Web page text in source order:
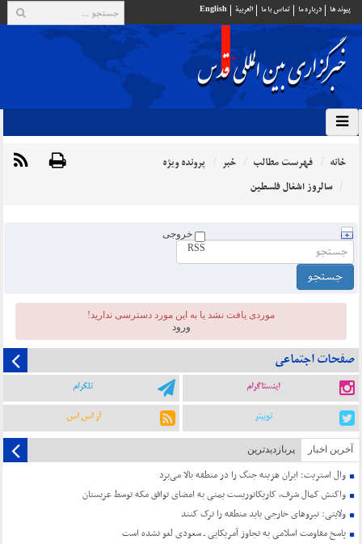
پيوند ها درباره ما تماس با ما العربية English
خانه فهرست مطالب خبر پرونده ویژه
سالروز اشغال فلسطین
خروجی
RSS
موردی يافت نشد یا به این مورد دسترسی ندارید!
ورود
صفحات اجتماعی
اینستاگرام تلگرام
توییتر آر اس اس
آخرین اخبار پربازدیدترین
وال استریت: ایران هزینه جنگ را در منطقه بالا می‌برد
واکنش کمال شرف، کاریکاتوریست یمنی به امضای توافق مکه توسط عربستان
ولایتی: نیروهای خارجی باید منطقه را ترک کنند
پاسخ مقاومت اسلامی به تجاوز آمریکایی ـ سعودی لغو نشده است